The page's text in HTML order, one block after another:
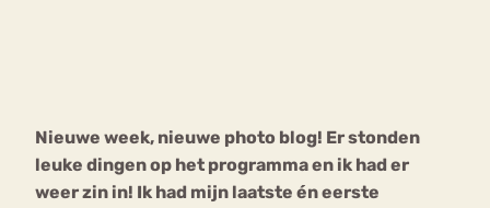
Nieuwe week, nieuwe photo blog! Er stonden
leuke dingen op het programma en ik had er
weer zin in! Ik had mijn laatste én eerste
Forum
mia
Nerv
osa
Eetstoornis Anorexia Nervosa